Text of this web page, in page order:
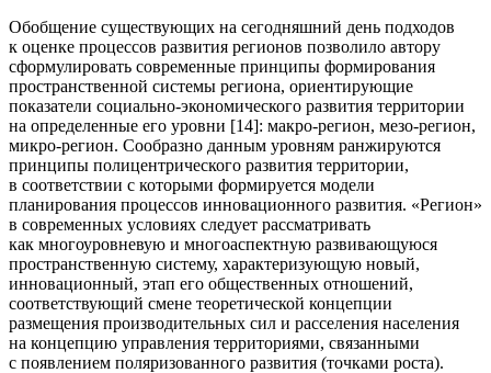
Обобщение существующих на сегодняшний день подходов
к оценке процессов развития регионов позволило автору
сформулировать современные принципы формирования
пространственной системы региона, ориентирующие
показатели социально-экономического развития территории
на определенные его уровни [14]: макро-регион, мезо-регион,
микро-регион. Сообразно данным уровням ранжируются
принципы полицентрического развития территории,
в соответствии с которыми формируется модели
планирования процессов инновационного развития. «Регион»
в современных условиях следует рассматривать
как многоуровневую и многоаспектную развивающуюся
пространственную систему, характеризующую новый,
инновационный, этап его общественных отношений,
соответствующий смене теоретической концепции
размещения производительных сил и расселения населения
на концепцию управления территориями, связанными
с появлением поляризованного развития (точками роста).